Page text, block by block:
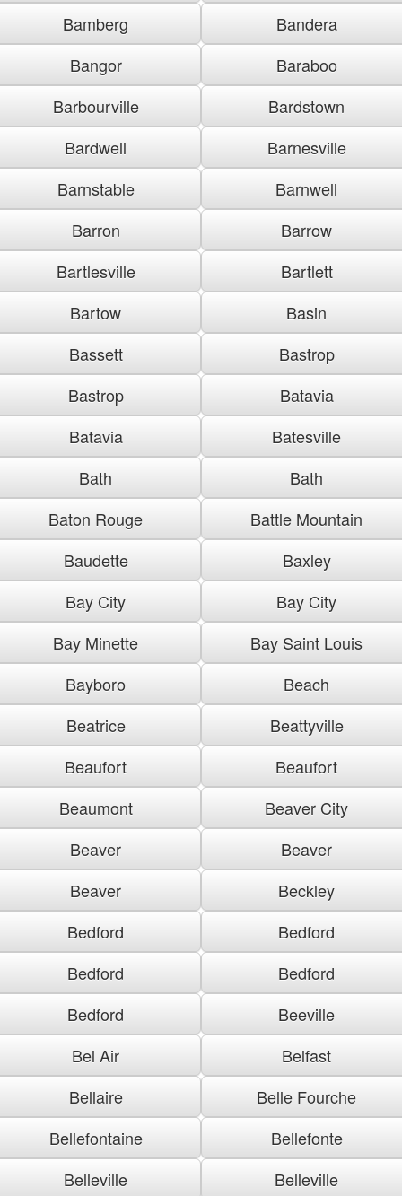
Bamberg
Bandera
Bangor
Baraboo
Barbourville
Bardstown
Bardwell
Barnesville
Barnstable
Barnwell
Barron
Barrow
Bartlesville
Bartlett
Bartow
Basin
Bassett
Bastrop
Bastrop
Batavia
Batavia
Batesville
Bath
Bath
Baton Rouge
Battle Mountain
Baudette
Baxley
Bay City
Bay City
Bay Minette
Bay Saint Louis
Bayboro
Beach
Beatrice
Beattyville
Beaufort
Beaufort
Beaumont
Beaver City
Beaver
Beaver
Beaver
Beckley
Bedford
Bedford
Bedford
Bedford
Bedford
Beeville
Bel Air
Belfast
Bellaire
Belle Fourche
Bellefontaine
Bellefonte
Belleville
Belleville